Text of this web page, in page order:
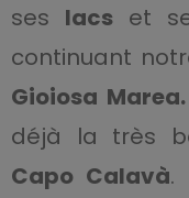
ses lacs et
continuant
Gioiosa Marea.
déjà la très
Capo Calavà.